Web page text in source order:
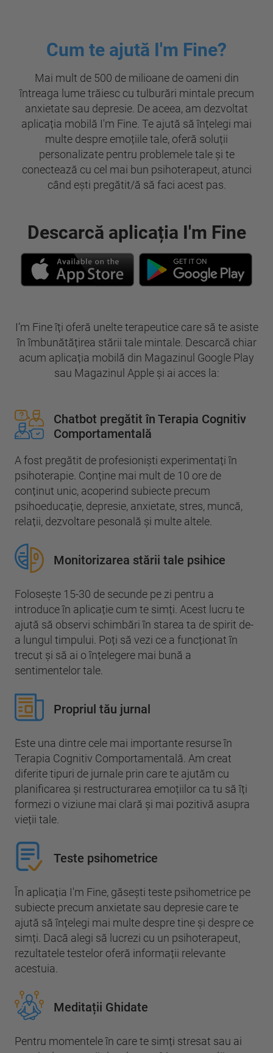
Cum te ajută I'm Fine?
Mai mult de 500 de milioane de oameni din
întreaga lume trăiesc cu tulburări mintale precum
anxietate sau depresie. De aceea, am dezvoltat
aplicația mobilă I'm Fine. Te ajută să înțelegi mai
multe despre emoțiile tale, oferă soluții
personalizate pentru problemele tale și te
conectează cu cel mai bun psihoterapeut, atunci
când ești pregătit/ă să faci acest pas.
Descarcă aplicația I'm Fine
I’m Fine îți oferă unelte terapeutice care să te asiste
în îmbunătățirea stării tale mintale. Descarcă chiar
acum aplicația mobilă din Magazinul Google Play
sau Magazinul Apple și ai acces la:
Chatbot pregătit în Terapia Cognitiv
Comportamentală
A fost pregătit de profesioniști experimentați în
psihoterapie. Conține mai mult de 10 ore de
conținut unic, acoperind subiecte precum
psihoeducație, depresie, anxietate, stres, muncă,
relații, dezvoltare pesonală și multe altele.
Monitorizarea stării tale psihice
Folosește 15-30 de secunde pe zi pentru a
introduce în aplicație cum te simți. Acest lucru te
ajută să observi schimbări în starea ta de spirit de-
a lungul timpului. Poți să vezi ce a funcționat în
trecut și să ai o înțelegere mai bună a
sentimentelor tale.
Propriul tău jurnal
Este una dintre cele mai importante resurse în
Terapia Cognitiv Comportamentală. Am creat
diferite tipuri de jurnale prin care te ajutăm cu
planificarea și restructurarea emoțiilor ca tu să îți
formezi o viziune mai clară și mai pozitivă asupra
vieții tale.
Teste psihometrice
În aplicația I'm Fine, găsești teste psihometrice pe
subiecte precum anxietate sau depresie care te
ajută să înțelegi mai multe despre tine și despre ce
simți. Dacă alegi să lucrezi cu un psihoterapeut,
rezultatele testelor oferă informații relevante
acestuia.
Meditații Ghidate
Pentru momentele în care te simți stresat sau ai